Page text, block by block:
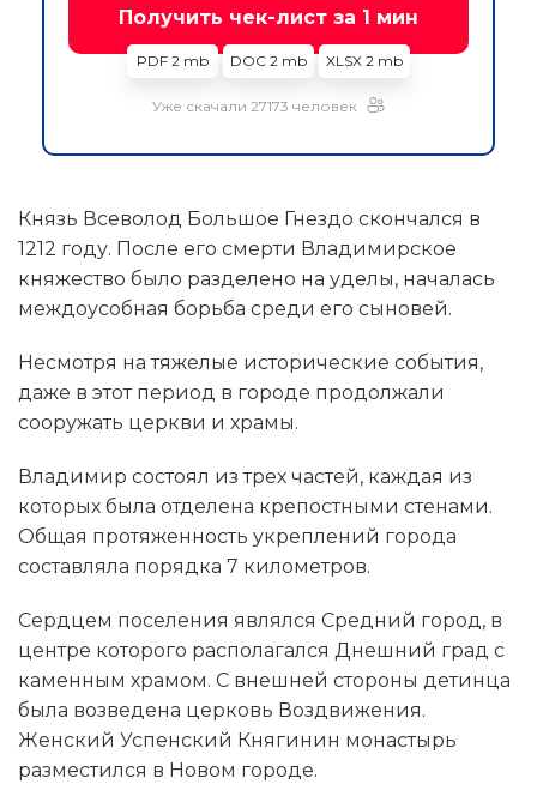
Получить чек-лист за 1 мин
PDF 2 mb DOC 2 mb XLSX 2 mb
Уже скачали 27173 человек
Князь Всеволод Большое Гнездо скончался в
1212 году. После его смерти Владимирское
княжество было разделено на уделы, началась
междоусобная борьба среди его сыновей.
Несмотря на тяжелые исторические события,
даже в этот период в городе продолжали
сооружать церкви и храмы.
Владимир состоял из трех частей, каждая из
которых была отделена крепостными стенами.
Общая протяженность укреплений города
составляла порядка 7 километров.
Сердцем поселения являлся Средний город, в
центре которого располагался Днешний град с
каменным храмом. С внешней стороны детинца
была возведена церковь Воздвижения.
Женский Успенский Княгинин монастырь
разместился в Новом городе.